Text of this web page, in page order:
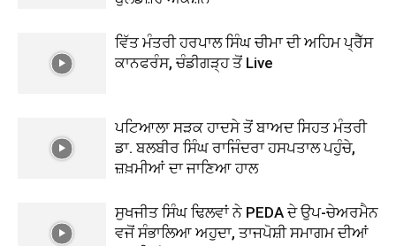
ਵਿੱਤ ਮੰਤਰੀ ਹਰਪਾਲ ਸਿੰਘ ਚੀਮਾ ਦੀ ਅਹਿਮ ਪ੍ਰੈੱਸ
ਕਾਨਫਰੰਸ, ਚੰਡੀਗੜ੍ਹ ਤੋਂ Live
ਪਟਿਆਲਾ ਸੜਕ ਹਾਦਸੇ ਤੋਂ ਬਾਅਦ ਸਿਹਤ ਮੰਤਰੀ
ਡਾ. ਬਲਬੀਰ ਸਿੰਘ ਰਾਜਿੰਦਰਾ ਹਸਪਤਾਲ ਪਹੁੰਚੇ,
ਜ਼ਖ਼ਮੀਆਂ ਦਾ ਜਾਣਿਆ ਹਾਲ
ਸੁਖਜੀਤ ਸਿੰਘ ਢਿਲਵਾਂ ਨੇ PEDA ਦੇ ਉਪ-ਚੇਅਰਮੈਨ
ਵਜੋਂ ਸੰਭਾਲਿਆ ਅਹੁਦਾ, ਤਾਜਪੋਸ਼ੀ ਸਮਾਗਮ ਦੀਆਂ